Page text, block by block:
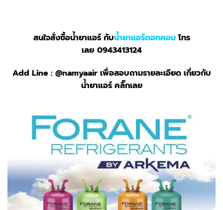
สนใจสั่งซื้อน้ำยาแอร์ กับน้ำยาแอร์ดอทคอมโทร
เลย 0943413124
Add Line : @namyaairเพื่อสอบถามรายละเอียด เกี่ยวกับ
น้ำยาแอร์ คลิ๊กเลย